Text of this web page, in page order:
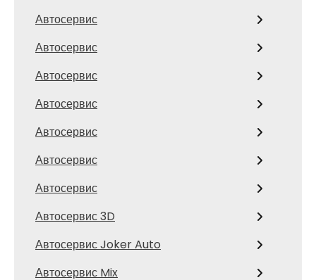
Автосервис
Автосервис
Автосервис
Автосервис
Автосервис
Автосервис
Автосервис
Автосервис 3D
Автосервис Joker Auto
Автосервис Mix